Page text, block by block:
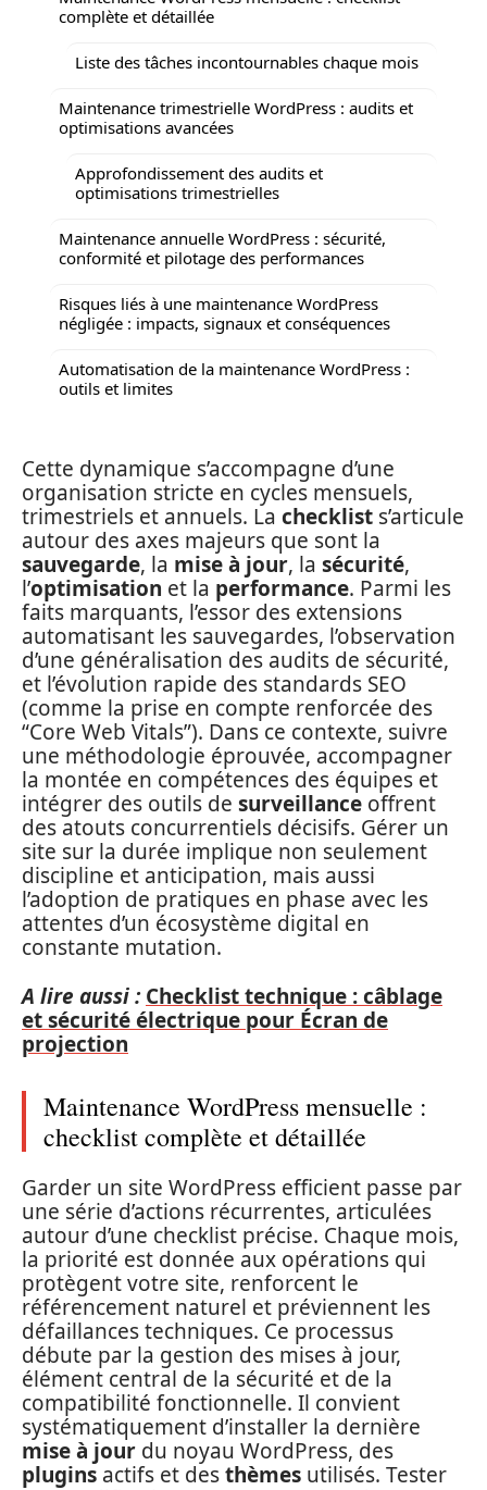
complète et détaillée
Liste des tâches incontournables chaque mois
Maintenance trimestrielle WordPress : audits et
optimisations avancées
Approfondissement des audits et
optimisations trimestrielles
Maintenance annuelle WordPress : sécurité,
conformité et pilotage des performances
Risques liés à une maintenance WordPress
négligée : impacts, signaux et conséquences
Automatisation de la maintenance WordPress :
outils et limites
Cette dynamique s’accompagne d’une
organisation stricte en cycles mensuels,
trimestriels et annuels. La checklist s’articule
autour des axes majeurs que sont la
sauvegarde, la mise à jour, la sécurité,
l’optimisation et la performance. Parmi les
faits marquants, l’essor des extensions
automatisant les sauvegardes, l’observation
d’une généralisation des audits de sécurité,
et l’évolution rapide des standards SEO
(comme la prise en compte renforcée des
“Core Web Vitals”). Dans ce contexte, suivre
une méthodologie éprouvée, accompagner
la montée en compétences des équipes et
intégrer des outils de surveillance offrent
des atouts concurrentiels décisifs. Gérer un
site sur la durée implique non seulement
discipline et anticipation, mais aussi
l’adoption de pratiques en phase avec les
attentes d’un écosystème digital en
constante mutation.
A lire aussi : Checklist technique : câblage
et sécurité électrique pour Écran de
projection
Maintenance WordPress mensuelle :
checklist complète et détaillée
Garder un site WordPress efficient passe par
une série d’actions récurrentes, articulées
autour d’une checklist précise. Chaque mois,
la priorité est donnée aux opérations qui
protègent votre site, renforcent le
référencement naturel et préviennent les
défaillances techniques. Ce processus
débute par la gestion des mises à jour,
élément central de la sécurité et de la
compatibilité fonctionnelle. Il convient
systématiquement d’installer la dernière
mise à jour du noyau WordPress, des
plugins actifs et desthèmes utilisés. Tester